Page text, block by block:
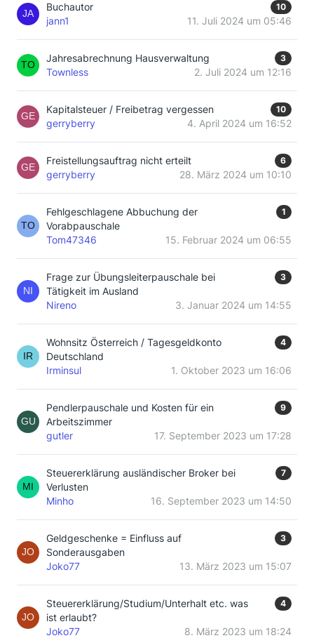
Buchautor 10
jann1 11. Juli 2024 um 05:46
Jahresabrechnung Hausverwaltung 3
Townless 2. Juli 2024 um 12:16
Kapitalsteuer / Freibetrag vergessen 10
gerryberry 4. April 2024 um 16:52
Freistellungsauftrag nicht erteilt 6
gerryberry 28. März 2024 um 10:10
Fehlgeschlagene Abbuchung der
Vorabpauschale
1
Tom47346 15. Februar 2024 um 06:55
Frage zur Übungsleiterpauschale bei
Tätigkeit im Ausland
3
Nireno 3. Januar 2024 um 14:55
Wohnsitz Österreich / Tagesgeldkonto
Deutschland
4
Irminsul 1. Oktober 2023 um 16:06
Pendlerpauschale und Kosten für ein
Arbeitszimmer
9
gutler 17. September 2023 um 17:28
Steuererklärung ausländischer Broker bei
Verlusten
7
Minho 16. September 2023 um 14:50
Geldgeschenke = Einfluss auf
Sonderausgaben
3
Joko77 13. März 2023 um 15:07
Steuererklärung/Studium/Unterhalt etc. was
ist erlaubt?
4
Joko77 8. März 2023 um 18:24